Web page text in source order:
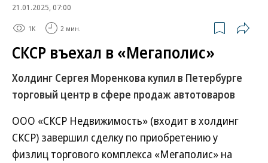
21.01.2025, 07:00
1K 2 мин.
СКСР въехал в «Мегаполис»
Холдинг Сергея Моренкова купил в Петербурге
торговый центр в сфере продаж автотоваров
ООО «СКСР Недвижимость» (входит в холдинг
СКСР) завершил сделку по приобретению у
физлиц торгового комплекса «Мегаполис» на